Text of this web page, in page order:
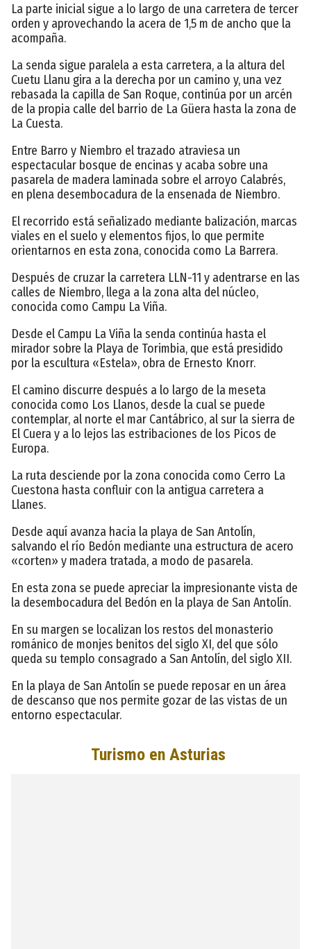
La parte inicial sigue a lo largo de una carretera de tercer
orden y aprovechando la acera de 1,5 m de ancho que la
acompaña.
La senda sigue paralela a esta carretera, a la altura del
Cuetu Llanu gira a la derecha por un camino y, una vez
rebasada la capilla de San Roque, continúa por un arcén
de la propia calle del barrio de La Güera hasta la zona de
La Cuesta.
Entre Barro y Niembro el trazado atraviesa un
espectacular bosque de encinas y acaba sobre una
pasarela de madera laminada sobre el arroyo Calabrés,
en plena desembocadura de la ensenada de Niembro.
El recorrido está señalizado mediante balización, marcas
viales en el suelo y elementos fijos, lo que permite
orientarnos en esta zona, conocida como La Barrera.
Después de cruzar la carretera LLN-11 y adentrarse en las
calles de Niembro, llega a la zona alta del núcleo,
conocida como Campu La Viña.
Desde el Campu La Viña la senda continúa hasta el
mirador sobre la Playa de Torimbia, que está presidido
por la escultura «Estela», obra de Ernesto Knorr.
El camino discurre después a lo largo de la meseta
conocida como Los Llanos, desde la cual se puede
contemplar, al norte el mar Cantábrico, al sur la sierra de
El Cuera y a lo lejos las estribaciones de los Picos de
Europa.
La ruta desciende por la zona conocida como Cerro La
Cuestona hasta confluir con la antigua carretera a
Llanes.
Desde aquí avanza hacia la playa de San Antolín,
salvando el río Bedón mediante una estructura de acero
«corten» y madera tratada, a modo de pasarela.
En esta zona se puede apreciar la impresionante vista de
la desembocadura del Bedón en la playa de San Antolín.
En su margen se localizan los restos del monasterio
románico de monjes benitos del siglo XI, del que sólo
queda su templo consagrado a San Antolín, del siglo XII.
En la playa de San Antolín se puede reposar en un área
de descanso que nos permite gozar de las vistas de un
entorno espectacular.